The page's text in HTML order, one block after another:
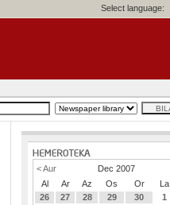
Select language:
< Aur Dec 2007
Al
Ar Az Os Or La
26
27 28 29 30 1